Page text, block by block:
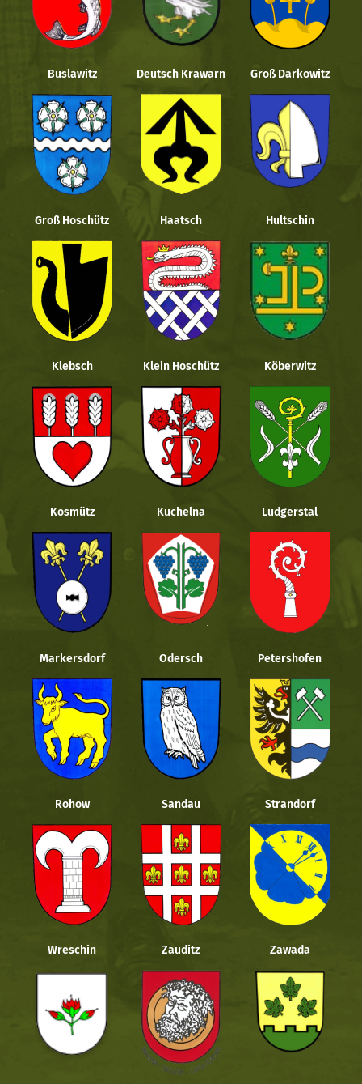
Buslawitz Deutsch Krawarn Groß Darkowitz
Groß Hoschütz Haatsch Hultschin
Klebsch Klein Hoschütz Köberwitz
Kosmütz Kuchelna Ludgerstal
Markersdorf Odersch Petershofen
Rohow Sandau Strandorf
Wreschin Zauditz Zawada